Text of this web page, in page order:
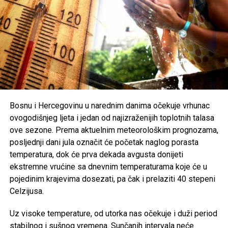
o otkazivanju donesena iz poštovanja prema nastradalima i
njihovim porodicama, naglašavajući da će prilika za muziku
i zabavu uvijek biti, dok izgubljeni životi ne mogu biti
vraćeni.
Brojni građani podržali su ovu odluku, ističući da u
trenucima kolektivne tuge solidarnost i suosjećanje moraju
biti ispred svih drugih interesa.
Rasprava koja se razvila na društvenim mrežama još
jednom je pokazala koliko je važno njegovati kulturu
empatije, poštovanja i odgovornosti, posebno u trenucima
kada cijela zajednica dijeli bol zbog nenadoknadivog
gubitka.
Tweet Share
Bosnu i Hercegovinu u narednim danima očekuje vrhunac
ovogodišnjeg ljeta i jedan od najizraženijih toplotnih talasa
ove sezone. Prema aktuelnim meteorološkim prognozama,
posljednji dani jula označit će početak naglog porasta
temperatura, dok će prva dekada avgusta donijeti
ekstremne vrućine sa dnevnim temperaturama koje će u
pojedinim krajevima dosezati, pa čak i prelaziti 40 stepeni
Celzijusa.
Uz visoke temperature, od utorka nas očekuje i duži period
stabilnog i sušnog vremena. Sunčanih intervala neće